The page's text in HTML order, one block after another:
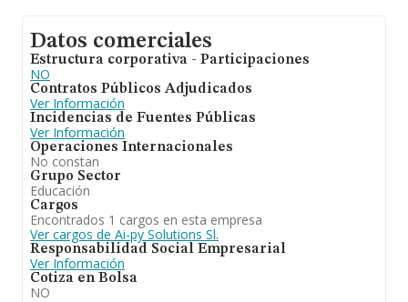
Datos comerciales
Estructura corporativa - Participaciones
NO
Contratos Públicos Adjudicados
Ver Información
Incidencias de Fuentes Públicas
Ver Información
Operaciones Internacionales
No constan
Grupo Sector
Educación
Cargos
Encontrados 1 cargos en esta empresa
Ver cargos de Ai-py Solutions Sl.
Responsabilidad Social Empresarial
Ver Información
Cotiza en Bolsa
NO